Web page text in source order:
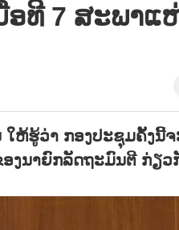
ທີ 7 ສະ​ພາ​ແ
ຫ້ຮູ້ວ່າ ກອງປະຊຸມຄັ້ງນີ້
ງນາຍົກລັດຖະມົນຕີ ກ່ຽ